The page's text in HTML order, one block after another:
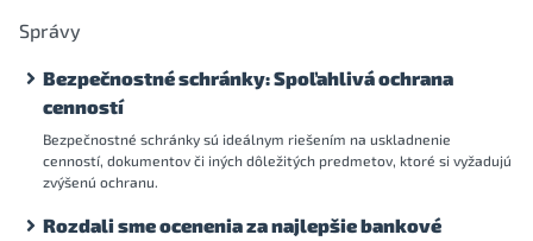
Správy
Bezpečnostné schránky: Spoľahlivá ochrana
cenností
Bezpečnostné schránky sú ideálnym riešením na uskladnenie
cenností, dokumentov či iných dôležitých predmetov, ktoré si vyžadujú
zvýšenú ochranu.
Rozdali sme ocenenia za najlepšie bankové